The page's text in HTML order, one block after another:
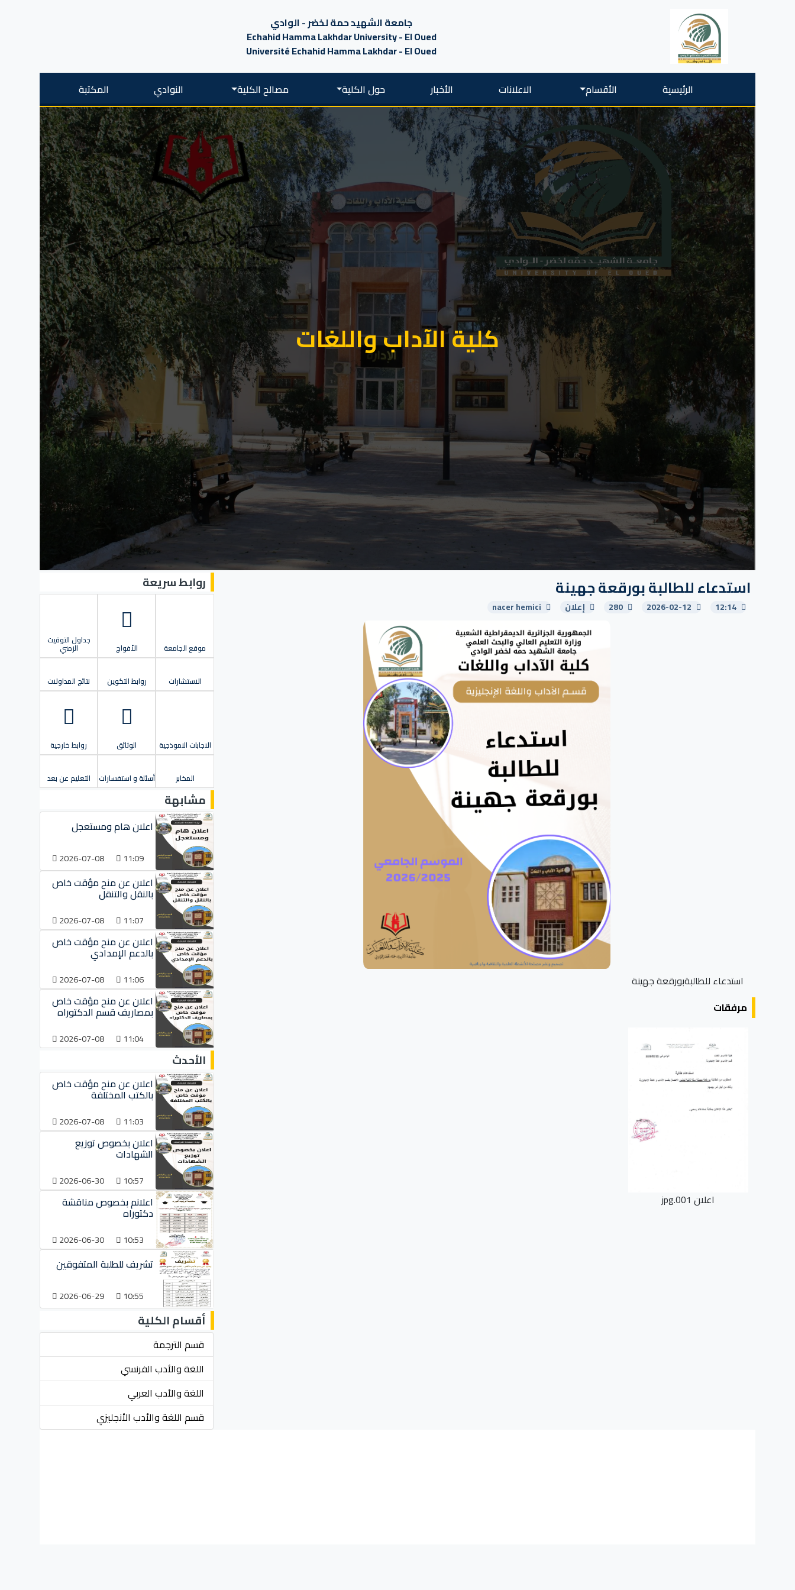
جامعة الشهيد حمة لخضر - الوادي
Echahid Hamma Lakhdar University - El Oued
Université Echahid Hamma Lakhdar - El Oued
الرئيسية الأقسام الاعلانات الأخبار حول الكلية مصالح الكلية النوادي المكتبة
كلية الآداب واللغات
استدعاء للطالبة بورقعة جهينة
12:14
2026-02-12
280 إعلان nacer hemici
استدعاء للطالبةبورقعة جهينة
مرفقات
اعلان 001.jpg
روابط سريعة
موقع الجامعة الأفواج
جداول التوقيت
الزمني
الاستشارات روابط التكوين نتائج المداولات
الاجابات النموذجية الوثائق روابط خارجية
المخابر أسئلة و استفسارات التعليم عن بعد
مشابهة
اعلان هام ومستعجل
11:09
2026-07-08
اعلان عن منح مؤقت خاص
بالنقل والتنقل
11:07
2026-07-08
اعلان عن منح مؤقت خاص
بالدعم الإمدادي
11:06
2026-07-08
اعلان عن منح مؤقت خاص
بمصاريف قسم الدكتوراه
11:04
2026-07-08
الأحدث
اعلان عن منح مؤقت خاص
بالكتب المختلفة
11:03
2026-07-08
اعلان بخصوص توزيع
الشهادات
10:57
2026-06-30
اعلانم بخصوص مناقشة
دكتوراه
10:53
2026-06-30
تشريف للطلبة المتفوقين
10:55
2026-06-29
أقسام الكلية
قسم الترجمة
اللغة والأدب الفرنسي
اللغة والأدب العربي
قسم اللغة والأدب الأنجليزي